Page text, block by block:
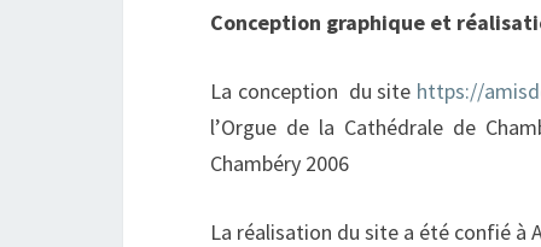
Conception graphique et
La conception du site https://
l’Orgue de la Cathédrale de
Chambéry 2006
La réalisation du site a été confié à